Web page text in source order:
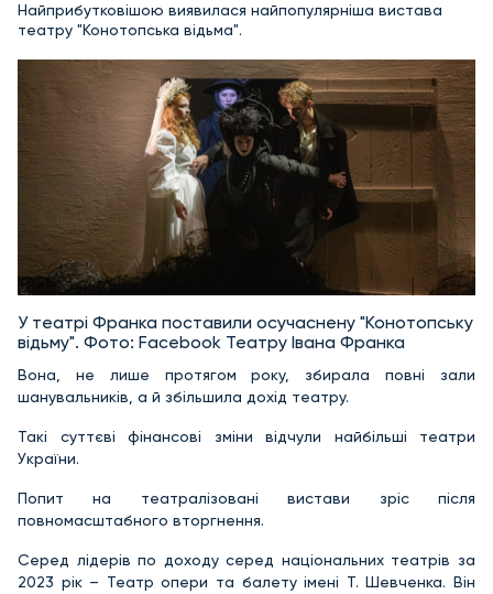
Найприбутковішою виявилася найпопулярніша вистава
театру "Конотопська відьма".
У театрі Франка поставили осучаснену "Конотопську
відьму". Фото: Facebook Театру Івана Франка
Вона, не лише протягом року, збирала повні зали
шанувальників, а й збільшила дохід театру.
Такі суттєві фінансові зміни відчули найбільші театри
України.
Попит на театралізовані вистави зріс після
повномасштабного вторгнення.
Серед лідерів по доходу серед національних театрів за
2023 рік – Театр опери та балету імені Т. Шевченка. Він